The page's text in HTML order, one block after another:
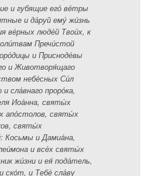
и губящие его́ ве́тры
и да́руй ему́ жи́знь
ве́рных люде́й Твои́х, к
Пречи́стой
и Присноде́вы
и Животворя́щаго
небе́сных Си́л
сла́внаго проро́ка,
Иоа́нна, святы́х
апо́столов, святы́х
святы́х
Косьмы и Дамиа́на,
и все́х святы́х
жи́зни и ея́ пода́тель,
ско́т, и Тебе́ сла́ву